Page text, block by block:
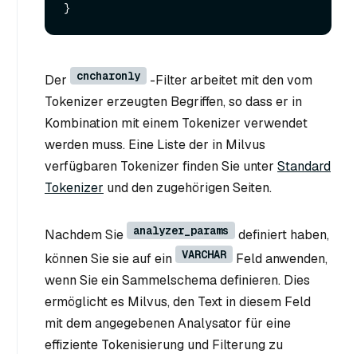
Der cncharonly
-Filter arbeitet mit den vom
Tokenizer erzeugten Begriffen, so dass er in
Kombination mit einem Tokenizer verwendet
werden muss. Eine Liste der in Milvus
verfügbaren Tokenizer finden Sie unter Standard
Tokenizer und den zugehörigen Seiten.
Nachdem Sie analyzer_params
definiert haben,
können Sie sie auf ein
VARCHAR
Feld anwenden,
wenn Sie ein Sammelschema definieren. Dies
ermöglicht es Milvus, den Text in diesem Feld
mit dem angegebenen Analysator für eine
effiziente Tokenisierung und Filterung zu